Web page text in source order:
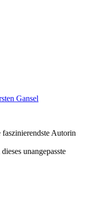
Gansel
Autorin
unangepasste